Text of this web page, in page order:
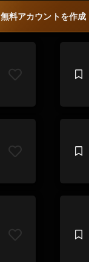
無料アカウントを作成